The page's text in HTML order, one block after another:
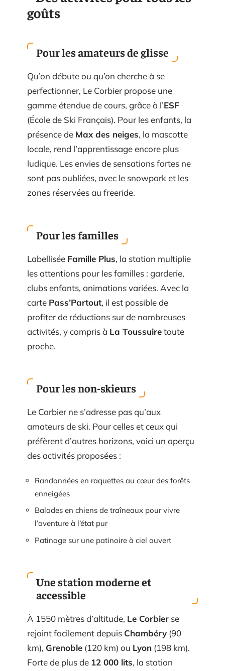
goûts
Pour les amateurs de glisse
Qu’on débute ou qu’on cherche à se
perfectionner, Le Corbier propose une
gamme étendue de cours, grâce à l’ESF
(École de Ski Français). Pour les enfants, la
présence de Max des neiges, la mascotte
locale, rend l’apprentissage encore plus
ludique. Les envies de sensations fortes ne
sont pas oubliées, avec le snowpark et les
zones réservées au freeride.
Pour les familles
Labellisée Famille Plus, la station multiplie
les attentions pour les familles : garderie,
clubs enfants, animations variées. Avec la
carte Pass’Partout, il est possible de
profiter de réductions sur de nombreuses
activités, y compris à La Toussuiretoute
proche.
Pour les non-skieurs
Le Corbier ne s’adresse pas qu’aux
amateurs de ski. Pour celles et ceux qui
préfèrent d’autres horizons, voici un aperçu
des activités proposées :
Randonnées en raquettes au cœur des forêts
enneigées
Balades en chiens de traîneaux pour vivre
l’aventure à l’état pur
Patinage sur une patinoire à ciel ouvert
Une station moderne et
accessible
À 1550 mètres d’altitude, Le Corbier se
rejoint facilement depuis Chambéry (90
km), Grenoble (120 km) ou Lyon (198 km).
Forte de plus de 12 000 lits, la station